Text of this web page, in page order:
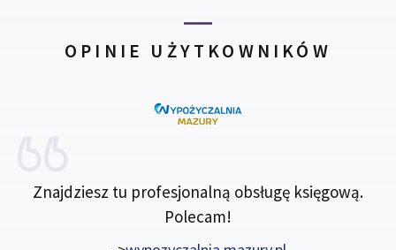
OPINIE UŻYTKOWNIKÓW
Znajdziesz tu profesjonalną obsługę księgową.
Polecam!